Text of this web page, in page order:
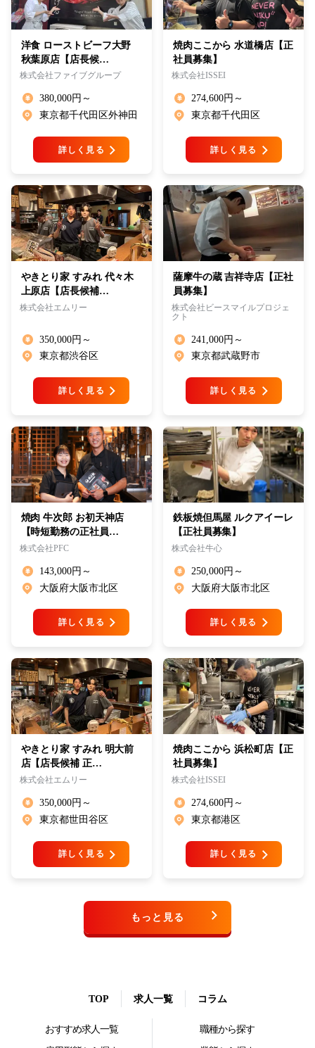
洋食 ローストビーフ大野
秋葉原店【店長候…
株式会社ファイブグループ
380,000円～
東京都千代田区外神田
詳しく見る
焼肉ここから 水道橋店【正
社員募集】
株式会社ISSEI
274,600円～
東京都千代田区
詳しく見る
やきとり家 すみれ 代々木
上原店【店長候補…
株式会社エムリー
350,000円～
東京都渋谷区
詳しく見る
薩摩牛の蔵 吉祥寺店【正社
員募集】
株式会社ビースマイルプロジェ
クト
241,000円～
東京都武蔵野市
詳しく見る
焼肉 牛次郎 お初天神店
【時短勤務の正社員…
株式会社PFC
143,000円～
大阪府大阪市北区
詳しく見る
鉄板焼但馬屋 ルクアイーレ
【正社員募集】
株式会社牛心
250,000円～
大阪府大阪市北区
詳しく見る
やきとり家 すみれ 明大前
店【店長候補 正…
株式会社エムリー
350,000円～
東京都世田谷区
詳しく見る
焼肉ここから 浜松町店【正
社員募集】
株式会社ISSEI
274,600円～
東京都港区
詳しく見る
もっと見る
TOP 求人一覧 コラム
おすすめ求人一覧 職種から探す